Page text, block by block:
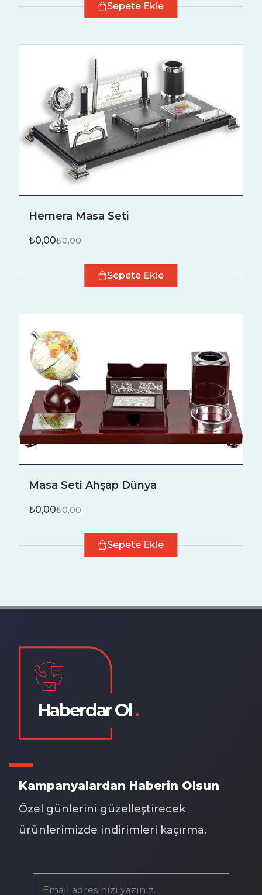
Sepete Ekle
Hemera Masa Seti
₺0,00₺0,00
Sepete Ekle
Masa Seti Ahşap Dünya
₺0,00₺0,00
Sepete Ekle
Haberdar Ol.
Kampanyalardan Haberin Olsun
Özel günlerini güzelleştirecek
ürünlerimizde indirimleri kaçırma.